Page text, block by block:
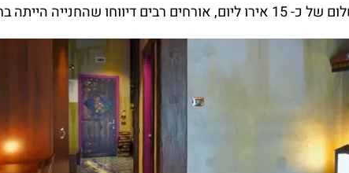
שהחנייה הייתה בחינם.